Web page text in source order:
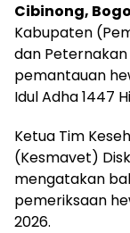
Cibinong,
Kabupaten
dan
pemantauan
Idul Adha 1447
Ketua Tim
(Kesmavet)
mengatakan
pemeriksaan
2026.